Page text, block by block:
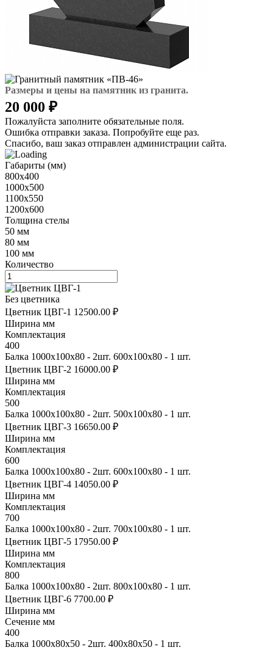
Размеры и цены на памятник из гранита.
20 000 ₽
Пожалуйста заполните обязательные поля.
Ошибка отправки заказа. Попробуйте еще раз.
Спасибо, ваш заказ отправлен администрации сайта.
Габариты (мм)
800х400
1000х500
1100х550
1200х600
Толщина стелы
50 мм
80 мм
100 мм
Количество
Без цветника
Цветник ЦВГ-1 12500.00 ₽
Ширина мм
Комплектация
400
Балка 1000х100х80 - 2шт. 600х100х80 - 1 шт.
Цветник ЦВГ-2 16000.00 ₽
Ширина мм
Комплектация
500
Балка 1000х100х80 - 2шт. 500х100х80 - 1 шт.
Цветник ЦВГ-3 16650.00 ₽
Ширина мм
Комплектация
600
Балка 1000х100х80 - 2шт. 600х100х80 - 1 шт.
Цветник ЦВГ-4 14050.00 ₽
Ширина мм
Комплектация
700
Балка 1000х100х80 - 2шт. 700х100х80 - 1 шт.
Цветник ЦВГ-5 17950.00 ₽
Ширина мм
Комплектация
800
Балка 1000х100х80 - 2шт. 800х100х80 - 1 шт.
Цветник ЦВГ-6 7700.00 ₽
Ширина мм
Сечение мм
400
Балка 1000х80х50 - 2шт. 400х80х50 - 1 шт.